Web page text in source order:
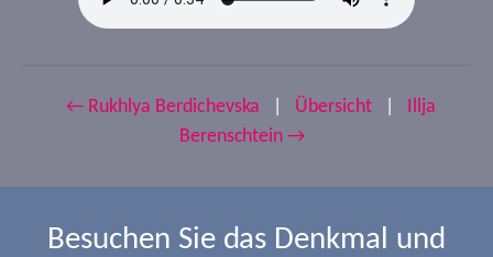
← Rukhlya Berdichevska Übersicht
Illja
Berenschtein →
Besuchen Sie das Denkmal und